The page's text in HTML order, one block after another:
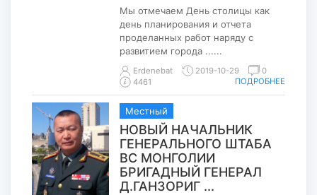
Мы отмечаем День столицы как
день планирования и отчета
проделанных работ наряду с
развитием города ......
Erdenebat 2019-10-29
0
4461
ПОДРОБНЕЕ
Местный
НОВЫЙ НАЧАЛЬНИК
ГЕНЕРАЛЬНОГО ШТАБА
ВС МОНГОЛИИ
БРИГАДНЫЙ ГЕНЕРАЛ
Д.ГАНЗОРИГ ...